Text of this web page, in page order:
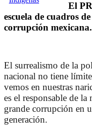
El
escuela de cuadros
corrupción mexicana.
El surrealismo de la
nacional no tiene
vemos en nuestras
es el responsable de la
grande corrupción en
generación.